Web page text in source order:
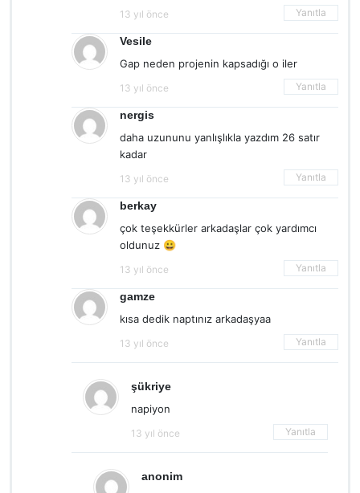
13 yıl önce Yanıtla
Vesile
Gap neden projenin kapsadığı o iler
13 yıl önce Yanıtla
nergis
daha uzununu yanlışlıkla yazdım 26 satır
kadar
13 yıl önce Yanıtla
berkay
çok teşekkürler arkadaşlar çok yardımcı
oldunuz 😀
13 yıl önce Yanıtla
gamze
kısa dedik naptınız arkadaşyaa
13 yıl önce Yanıtla
şükriye
napiyon
13 yıl önce Yanıtla
anonim